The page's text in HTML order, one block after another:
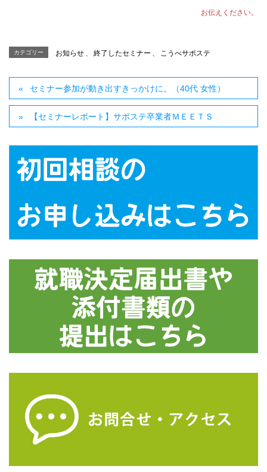
お伝えください。
カテゴリー お知らせ 、 終了したセミナー 、 こうべサポステ
セミナー参加が動き出すきっかけに。（40代 女性）
【セミナーレポート】サポステ卒業者ＭＥＥＴＳ